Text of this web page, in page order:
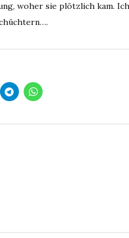
woher sie plötzlich kam.